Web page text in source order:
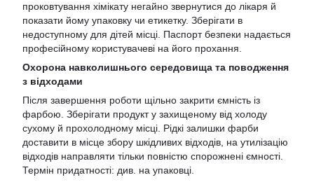
проковтування хімікату негайно звернутися до лікаря й
показати йому упаковку чи етикетку. Зберігати в
недоступному для дітей місці. Паспорт безпеки надається
професійному користувачеві на його прохання.
Охорона навколишнього середовища та поводження
з відходами
Після завершення роботи щільно закрити ємність із
фарбою. Зберігати продукт у захищеному від холоду
сухому й прохолодному місці. Рідкі залишки фарби
доставити в місце збору шкідливих відходів, на утилізацію
відходів направляти тільки повністю спорожнені ємності.
Термін придатності: див. на упаковці.